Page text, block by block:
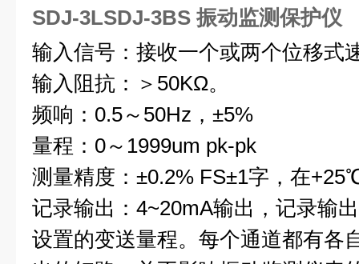
SDJ-3LSDJ-3BS 振动监测保护仪
输入信号：接收一个或两个位移式
输入阻抗：＞50KΩ。
频响：0.5～50Hz，±5%
量程：0～1999um pk-pk
测量精度：±0.2% FS±1字，在
记录输出：4~20mA输出，记录输
设置的变送量程。每个通道都有各